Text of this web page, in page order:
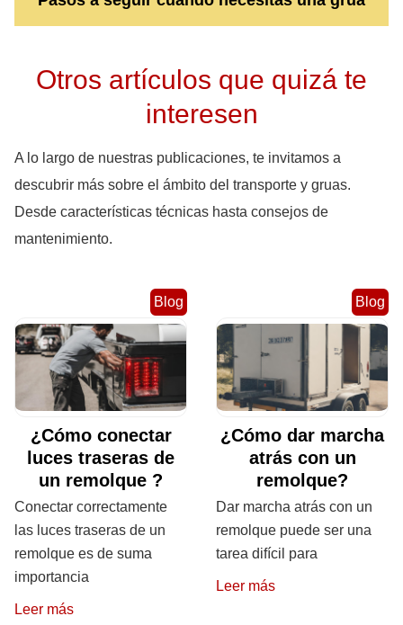
Otros artículos que quizá te
interesen
A lo largo de nuestras publicaciones, te invitamos a
descubrir más sobre el ámbito del transporte y gruas.
Desde características técnicas hasta consejos de
mantenimiento.
Blog
¿Cómo conectar
luces traseras de
un remolque ?
Conectar correctamente
las luces traseras de un
remolque es de suma
importancia
Leer más
Blog
¿Cómo dar marcha
atrás con un
remolque?
Dar marcha atrás con un
remolque puede ser una
tarea difícil para
Leer más